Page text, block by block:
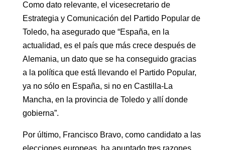
Como dato relevante, el vicesecretario de
Estrategia y Comunicación del Partido Popular de
Toledo, ha asegurado que “España, en la
actualidad, es el país que más crece después de
Alemania, un dato que se ha conseguido gracias
a la política que está llevando el Partido Popular,
ya no sólo en España, si no en Castilla-La
Mancha, en la provincia de Toledo y allí donde
gobierna”.
Por último, Francisco Bravo, como candidato a las